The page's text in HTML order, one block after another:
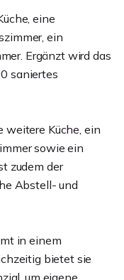
eine
ein
Ergänzt wird das
saniertes
weitere Küche, ein
sowie ein
zudem der
Abstell- und
in einem
bietet sie
um eigene